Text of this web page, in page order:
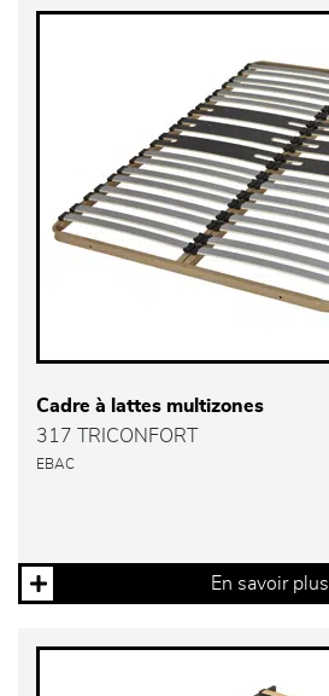
Cadre à lattes multizones
317 TRICONFORT
EBAC
En savoir plus